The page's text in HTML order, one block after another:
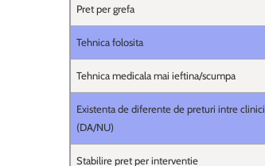
Pret per grefa
Tehnica folosita
Tehnica medicala mai ieftina/scumpa
Existenta de diferente de preturi intre clinici
(DA/NU)
Stabilire pret per interventie